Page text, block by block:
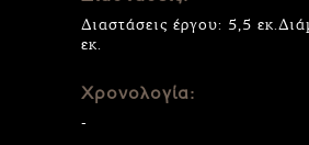
Διαστάσεις έργου: 5,5
εκ.
Χρονολογία:
-